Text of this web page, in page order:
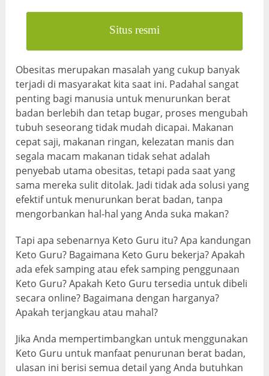
Situs resmi
Obesitas merupakan masalah yang cukup banyak
terjadi di masyarakat kita saat ini. Padahal sangat
penting bagi manusia untuk menurunkan berat
badan berlebih dan tetap bugar, proses mengubah
tubuh seseorang tidak mudah dicapai. Makanan
cepat saji, makanan ringan, kelezatan manis dan
segala macam makanan tidak sehat adalah
penyebab utama obesitas, tetapi pada saat yang
sama mereka sulit ditolak. Jadi tidak ada solusi yang
efektif untuk menurunkan berat badan, tanpa
mengorbankan hal-hal yang Anda suka makan?
Tapi apa sebenarnya Keto Guru itu? Apa kandungan
Keto Guru? Bagaimana Keto Guru bekerja? Apakah
ada efek samping atau efek samping penggunaan
Keto Guru? Apakah Keto Guru tersedia untuk dibeli
secara online? Bagaimana dengan harganya?
Apakah terjangkau atau mahal?
Jika Anda mempertimbangkan untuk menggunakan
Keto Guru untuk manfaat penurunan berat badan,
ulasan ini berisi semua detail yang Anda butuhkan